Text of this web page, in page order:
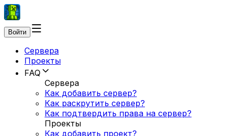
Войти
Сервера
Проекты
FAQ
Сервера
Как добавить сервер?
Как раскрутить сервер?
Как подтвердить права на сервер?
Проекты
Как добавить проект?